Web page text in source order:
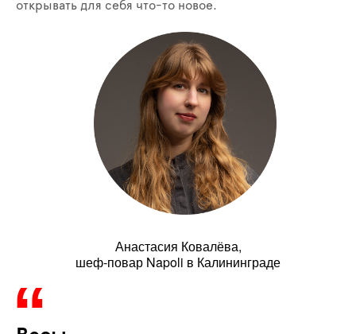
открывать для себя что-то новое.
Анастасия Ковалёва,
шеф-повар Napoli в Калининграде